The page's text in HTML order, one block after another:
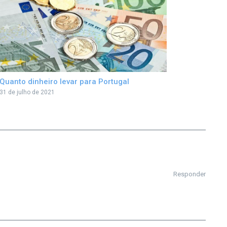
Quanto dinheiro levar para Portugal
31 de julho de 2021
Responder